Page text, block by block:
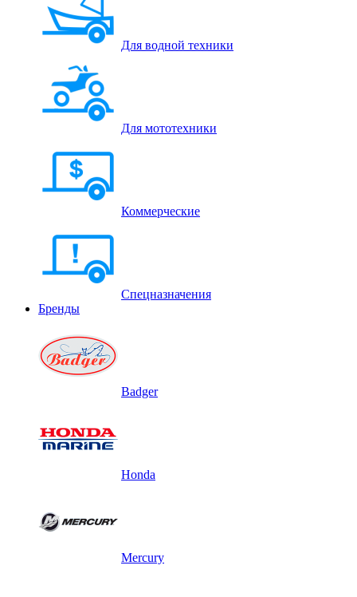
Для водной техники
Для мототехники
Коммерческие
Спецназначения
Бренды
Badger
Honda
Mercury